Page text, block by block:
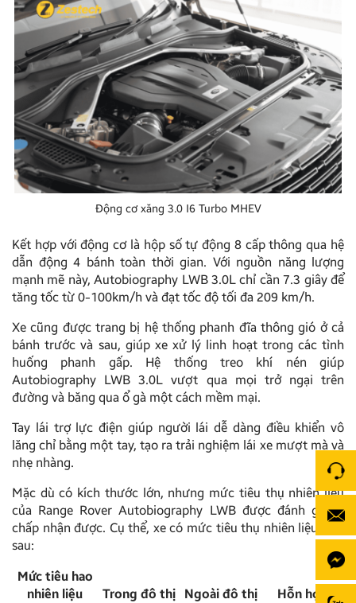
Động cơ xăng 3.0 I6 Turbo MHEV
Kết hợp với động cơ là hộp số tự động 8 cấp thông qua hệ
dẫn động 4 bánh toàn thời gian. Với nguồn năng lượng
mạnh mẽ này, Autobiography LWB 3.0L chỉ cần 7.3 giây để
tăng tốc từ 0-100km/h và đạt tốc độ tối đa 209 km/h.
Xe cũng được trang bị hệ thống phanh đĩa thông gió ở cả
bánh trước và sau, giúp xe xử lý linh hoạt trong các tình
huống phanh gấp. Hệ thống treo khí nén giúp
Autobiography LWB 3.0L vượt qua mọi trở ngại trên
đường và băng qua ổ gà một cách mềm mại.
Tay lái trợ lực điện giúp người lái dễ dàng điều khiển vô
lăng chỉ bằng một tay, tạo ra trải nghiệm lái xe mượt mà và
nhẹ nhàng.
Mặc dù có kích thước lớn, nhưng mức tiêu thụ nhiên liệu
của Range Rover Autobiography LWB được đánh giá là
chấp nhận được. Cụ thể, xe có mức tiêu thụ nhiên liệu như
sau:
Mức tiêu hao
nhiên liệu
Trong đô thị Ngoài đô thị Hỗn hợp